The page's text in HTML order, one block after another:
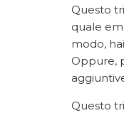
Questo
quale
modo,
Oppure,
Questo